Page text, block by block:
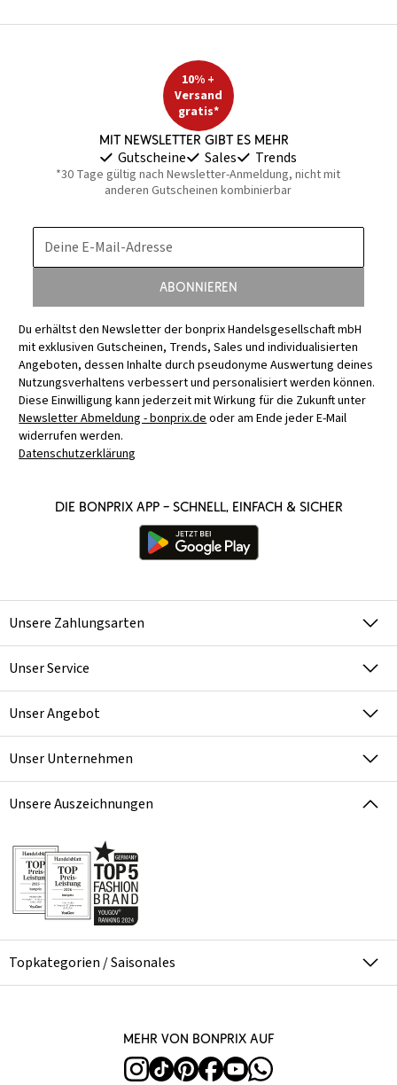
10% +
Versand
gratis*
Mit Newsletter gibt es mehr
Gutscheine Sales Trends
*30 Tage gültig nach Newsletter-Anmeldung, nicht mit
anderen Gutscheinen kombinierbar
Deine E-Mail-Adresse
Abonnieren
Du erhältst den Newsletter der bonprix Handelsgesellschaft mbH
mit exklusiven Gutscheinen, Trends, Sales und individualisierten
Angeboten, dessen Inhalte durch pseudonyme Auswertung deines
Nutzungsverhaltens verbessert und personalisiert werden können.
Diese Einwilligung kann jederzeit mit Wirkung für die Zukunft unter
Newsletter Abmeldung - bonprix.deoder am Ende jeder E-Mail
widerrufen werden.
Datenschutzerklärung
Die bonprix App – schnell, einfach & sicher
Unsere Zahlungsarten
Unser Service
Unser Angebot
Unser Unternehmen
Unsere Auszeichnungen
Topkategorien / Saisonales
Mehr von bonprix auf